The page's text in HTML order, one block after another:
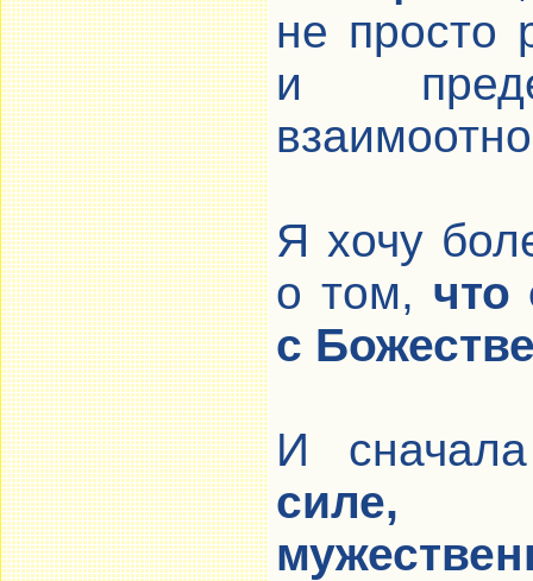
не просто
и
Я хочу
о том, что
с
И
силе,